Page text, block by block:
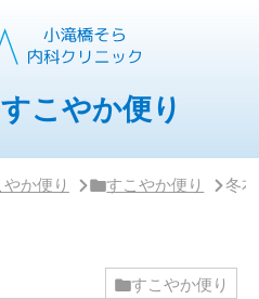
こやか便り
か便り すこやか便り 冬
すこやか便り